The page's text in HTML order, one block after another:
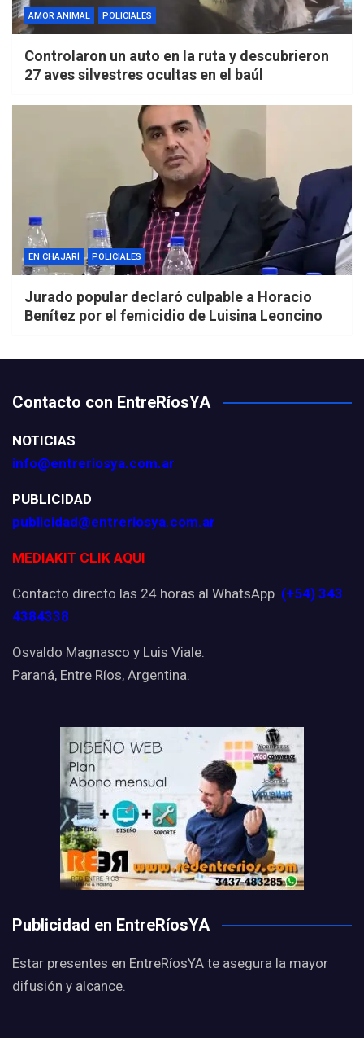
AMOR ANIMAL POLICIALES
Controlaron un auto en la ruta y descubrieron
27 aves silvestres ocultas en el baúl
EN CHAJARÍ POLICIALES
Jurado popular declaró culpable a Horacio
Benítez por el femicidio de Luisina Leoncino
Contacto con EntreRíosYA
NOTICIAS
info@entreriosya.com.ar
PUBLICIDAD
publicidad@entreriosya.com.ar
MEDIAKIT CLIK AQUI
Contacto directo las 24 horas al WhatsApp (+54) 343
4384338
Osvaldo Magnasco y Luis Viale.
Paraná, Entre Ríos, Argentina.
Publicidad en EntreRíosYA
Estar presentes en EntreRíosYA te asegura la mayor
difusión y alcance.